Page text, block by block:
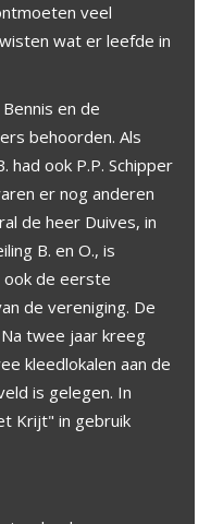
veel
wat er leefde in
en de
behoorden. Als
had ook P.P. Schipper
er nog anderen
de heer Duives, in
B. en O., is
ook de eerste
de vereniging. De
twee jaar kreeg
kleedlokalen aan de
is gelegen. In
Krijt" in gebruik